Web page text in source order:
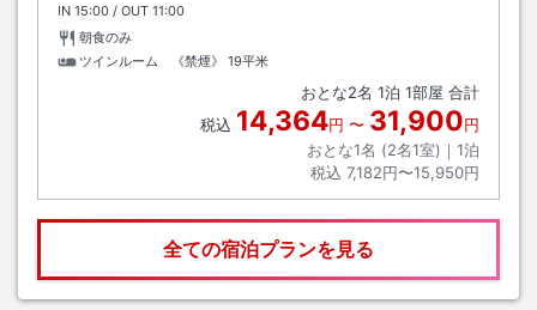
IN チェックイン
15:00 / OUT チェックアウト
11:00
朝食のみ
ツインルーム 《禁煙》
19平米
おとな2名 1泊 1部屋 合計
税込 14,364円 〜 31,900円
おとな1名 (2名1室)｜ 1泊
税込 7,182円〜15,950円
全ての宿泊プランを見る